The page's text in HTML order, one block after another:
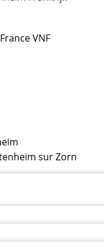
VNF
sur Zorn